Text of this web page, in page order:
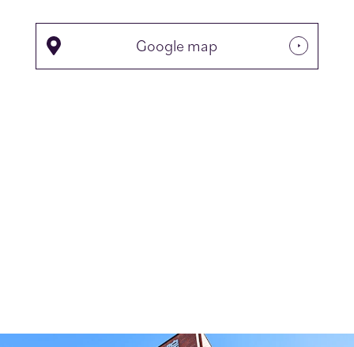
Google map